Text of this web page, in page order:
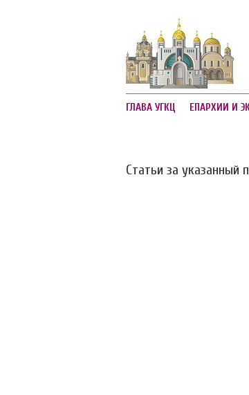
ГЛАВА УГКЦ ЕПАРХИИ И
Статьи за указанный